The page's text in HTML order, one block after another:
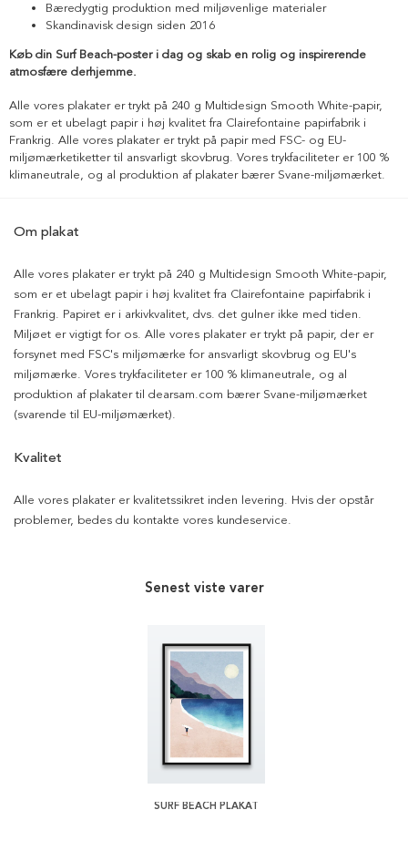
Bæredygtig produktion med miljøvenlige materialer
Skandinavisk design siden 2016
Køb din Surf Beach-poster i dag og skab en rolig og inspirerende
atmosfære derhjemme.
Alle vores plakater er trykt på 240 g Multidesign Smooth White-papir,
som er et ubelagt papir i høj kvalitet fra Clairefontaine papirfabrik i
Frankrig. Alle vores plakater er trykt på papir med FSC- og EU-
miljømærketiketter til ansvarligt skovbrug. Vores trykfaciliteter er 100 %
klimaneutrale, og al produktion af plakater bærer Svane-miljømærket.
Om plakat
Alle vores plakater er trykt på 240 g Multidesign Smooth White-papir,
som er et ubelagt papir i høj kvalitet fra Clairefontaine papirfabrik i
Frankrig. Papiret er i arkivkvalitet, dvs. det gulner ikke med tiden.
Miljøet er vigtigt for os. Alle vores plakater er trykt på papir, der er
forsynet med FSC's miljømærke for ansvarligt skovbrug og EU's
miljømærke. Vores trykfaciliteter er 100 % klimaneutrale, og al
produktion af plakater til dearsam.com bærer Svane-miljømærket
(svarende til EU-miljømærket).
Kvalitet
Alle vores plakater er kvalitetssikret inden levering. Hvis der opstår
problemer, bedes du kontakte vores kundeservice.
Senest viste varer
SURF BEACH PLAKAT